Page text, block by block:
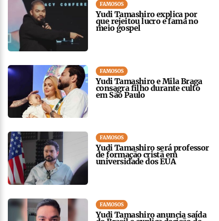
FAMOSOS
Yudi Tamashiro explica por
que rejeitou lucro e fama no
meio gospel
FAMOSOS
Yudi Tamashiro e Mila Braga
consagra filho durante culto
em São Paulo
FAMOSOS
Yudi Tamashiro será professor
de formação cristã em
universidade dos EUA
FAMOSOS
Yudi Tamashiro anuncia saída